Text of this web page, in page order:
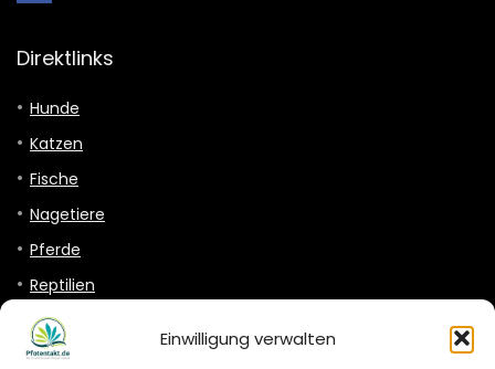
Einwilligung verwalten
Katzen
Fische
Nagetiere
Pferde
Reptilien
Vögel
Nützliche Links